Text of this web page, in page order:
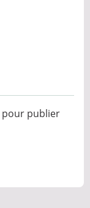
pour publier